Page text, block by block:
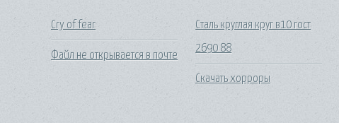
Cry of fear
Файл не открывается в почте
Сталь круглая круг в10 гост
2690 88
Скачать хорроры